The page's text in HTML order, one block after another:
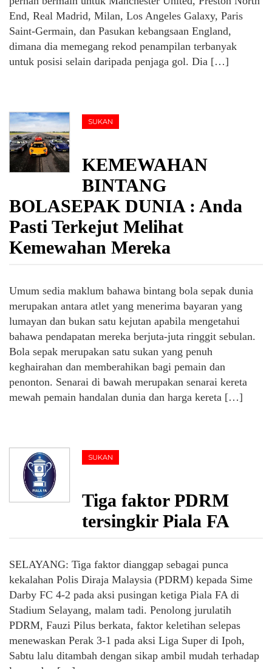
End, Real Madrid, Milan, Los Angeles Galaxy, Paris
Saint-Germain, dan Pasukan kebangsaan England,
dimana dia memegang rekod penampilan terbanyak
untuk posisi selain daripada penjaga gol. Dia […]
SUKAN
KEMEWAHAN
BINTANG
BOLASEPAK DUNIA : Anda
Pasti Terkejut Melihat
Kemewahan Mereka
Umum sedia maklum bahawa bintang bola sepak dunia
merupakan antara atlet yang menerima bayaran yang
lumayan dan bukan satu kejutan apabila mengetahui
bahawa pendapatan mereka berjuta-juta ringgit sebulan.
Bola sepak merupakan satu sukan yang penuh
keghairahan dan memberahikan bagi pemain dan
penonton. Senarai di bawah merupakan senarai kereta
mewah pemain handalan dunia dan harga kereta […]
SUKAN
Tiga faktor PDRM
tersingkir Piala FA
SELAYANG: Tiga faktor dianggap sebagai punca
kekalahan Polis Diraja Malaysia (PDRM) kepada Sime
Darby FC 4-2 pada aksi pusingan ketiga Piala FA di
Stadium Selayang, malam tadi. Penolong jurulatih
PDRM, Fauzi Pilus berkata, faktor keletihan selepas
menewaskan Perak 3-1 pada aksi Liga Super di Ipoh,
Sabtu lalu ditambah dengan sikap ambil mudah terhadap